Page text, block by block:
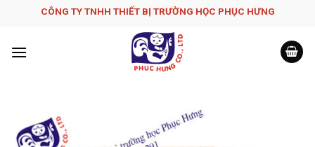
CÔNG TY TNHH THIẾT BỊ TRƯỜNG HỌC PHỤC H­ƯNG